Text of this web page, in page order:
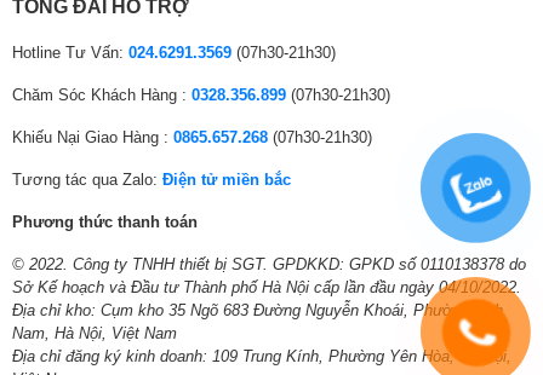
TỔNG ĐÀI HỖ TRỢ
Hotline Tư Vấn: 024.6291.3569 (07h30-21h30)
Chăm Sóc Khách Hàng : 0328.356.899 (07h30-21h30)
Khiếu Nại Giao Hàng : 0865.657.268 (07h30-21h30)
Tương tác qua Zalo: Điện tử miền bắc
Phương thức thanh toán
© 2022. Công ty TNHH thiết bị SGT. GPDKKD: GPKD số 0110138378 do
Sở Kế hoạch và Đầu tư Thành phố Hà Nội cấp lần đầu ngày 04/10/2022.
Địa chỉ kho: Cụm kho 35 Ngõ 683 Đường Nguyễn Khoái, Phường Lĩnh
Nam, Hà Nội, Việt Nam
Địa chỉ đăng ký kinh doanh: 109 Trung Kính, Phường Yên Hòa, Hà Nội,